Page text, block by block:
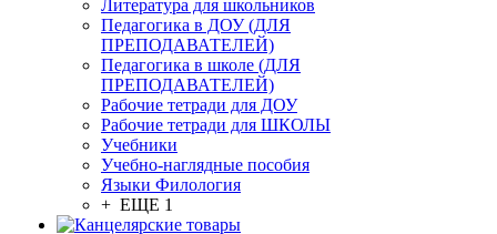
Литература для школьников
Педагогика в ДОУ (ДЛЯ
ПРЕПОДАВАТЕЛЕЙ)
Педагогика в школе (ДЛЯ
ПРЕПОДАВАТЕЛЕЙ)
Рабочие тетради для ДОУ
Рабочие тетради для ШКОЛЫ
Учебники
Учебно-наглядные пособия
Языки Филология
+ ЕЩЕ 1